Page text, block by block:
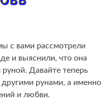
с вами рассмотрели
и выяснили, что она
Давайте теперь
другими рунами, а именно
и любви.